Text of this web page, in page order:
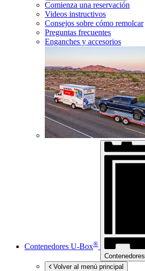
Comienza una reservación
Videos instructivos
Consejos sobre cómo remolcar
Preguntas frecuentes
Enganches y accesorios
Contenedores U-Box®
Contenedores
Volver al menú principal